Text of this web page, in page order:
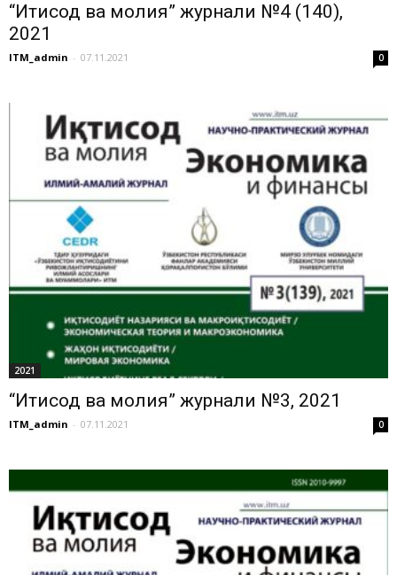
“Иқтисод ва молия” журнали №4 (140),
2021
ITM_admin - 07.11.2021 0
2021
“Иқтисод ва молия” журнали №3, 2021
ITM_admin - 07.11.2021 0